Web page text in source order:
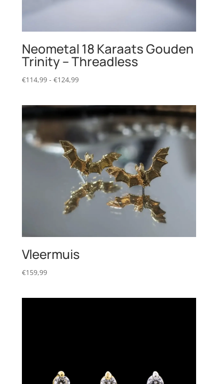
Neometal 18 Karaats Gouden
Trinity – Threadless
€114,99 - €124,99Prijsklasse:
Vleermuis
€159,99